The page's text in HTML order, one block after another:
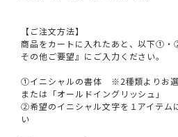
【ご注文方法】
商品をカートに入れたあと、以下①・
その他ご要望』にご入力ください。
①イニシャルの書体 ※2種類よりお選
または「オールドイングリッシュ」
②希望のイニシャル文字を１アイテム
い